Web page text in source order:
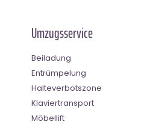
Umzugsservice
Beiladung
Entrümpelung
Halteverbotszone
Klaviertransport
Möbellift